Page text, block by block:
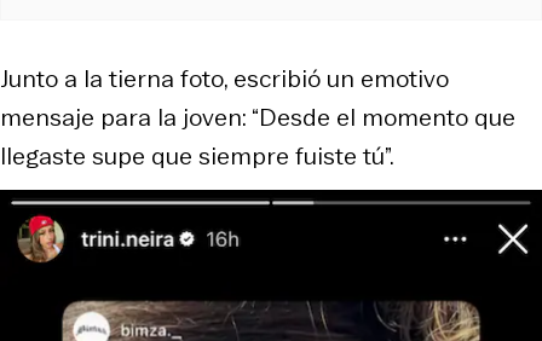
Junto a la tierna foto, escribió un emotivo
mensaje para la joven: “Desde el momento que
llegaste supe que siempre fuiste tú”.